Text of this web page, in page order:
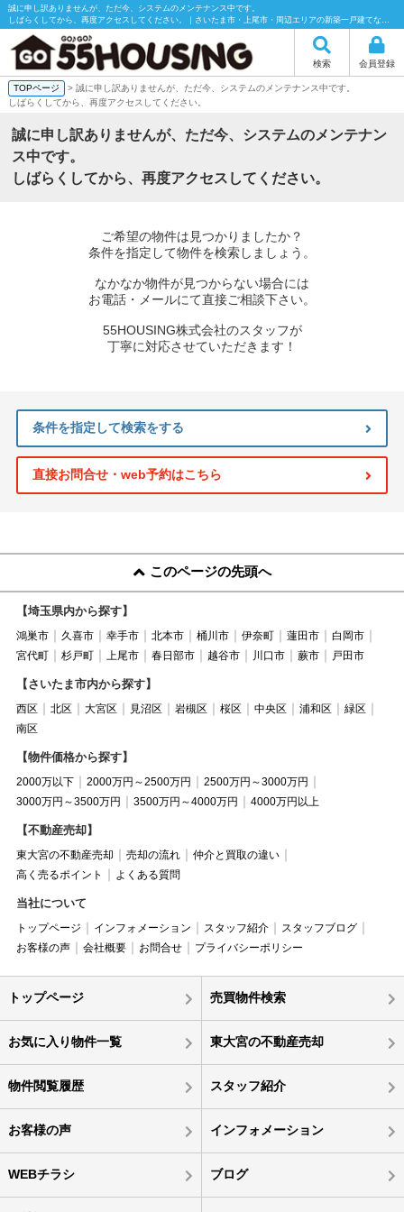
誠に申し訳ありませんが、ただ今、システムのメンテナンス中です。
しばらくしてから、再度アクセスしてください。｜さいたま市・上尾市・周辺エリアの新築一戸建てなら55HOUSING（55ハウジング）にお任せください！
検索 会員登録
TOPページ
> 誠に申し訳ありませんが、ただ今、システムのメンテナンス中です。
しばらくしてから、再度アクセスしてください。
誠に申し訳ありませんが、ただ今、システムのメンテナン
ス中です。
しばらくしてから、再度アクセスしてください。
ご希望の物件は見つかりましたか？
条件を指定して物件を検索しましょう。
なかなか物件が見つからない場合には
お電話・メールにて直接ご相談下さい。
55HOUSING株式会社のスタッフが
丁寧に対応させていただきます！
条件を指定して検索をする
直接お問合せ・web予約はこちら
このページの先頭へ
【埼玉県内から探す】
鴻巣市 久喜市 幸手市 北本市 桶川市 伊奈町 蓮田市
白岡市
宮代町
杉戸町 上尾市 春日部市 越谷市 川口市 蕨市 戸田市
【さいたま市内から探す】
西区 北区 大宮区 見沼区 岩槻区 桜区 中央区 浦和区
緑区
南区
【物件価格から探す】
2000万以下 2000万円～2500万円
2500万円～3000万円
3000万円～3500万円
3500万円～4000万円 4000万円以上
【不動産売却】
東大宮の不動産売却 売却の流れ
仲介と買取の違い
高く売るポイント
よくある質問
当社について
トップページ インフォメーション スタッフ紹介
スタッフブログ
お客様の声
会社概要 お問合せ プライバシーポリシー
トップページ 売買物件検索
お気に入り物件一覧 東大宮の不動産売却
物件閲覧履歴 スタッフ紹介
お客様の声 インフォメーション
WEBチラシ ブログ